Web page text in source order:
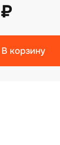
В корзину